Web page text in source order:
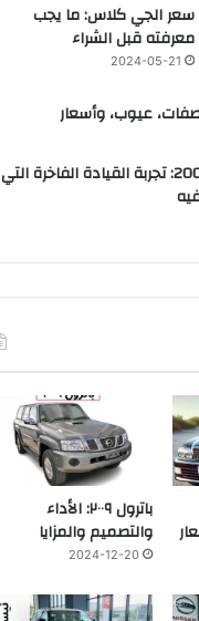
سعر الجي كلاس: ما يجب
معرفته قبل الشراء
2024-05-21
لكزس 430 موديل 2006: تجربة القيادة الفاخرة التي
باترول ٢٠٠٩: الأداء
والتصميم والمزايا
2024-12-20